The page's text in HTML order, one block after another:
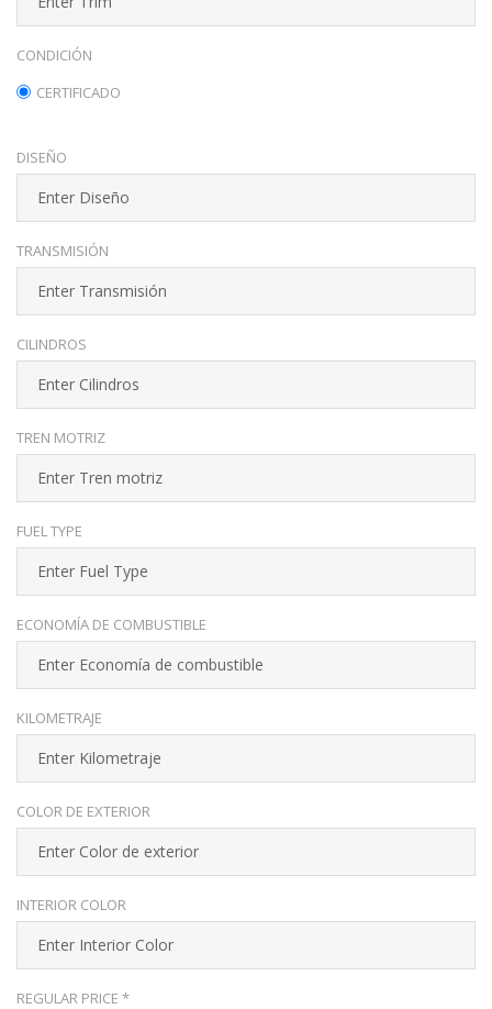
CONDICIÓN
CERTIFICADO
DISEÑO
TRANSMISIÓN
CILINDROS
TREN MOTRIZ
FUEL TYPE
ECONOMÍA DE COMBUSTIBLE
KILOMETRAJE
COLOR DE EXTERIOR
INTERIOR COLOR
REGULAR PRICE *